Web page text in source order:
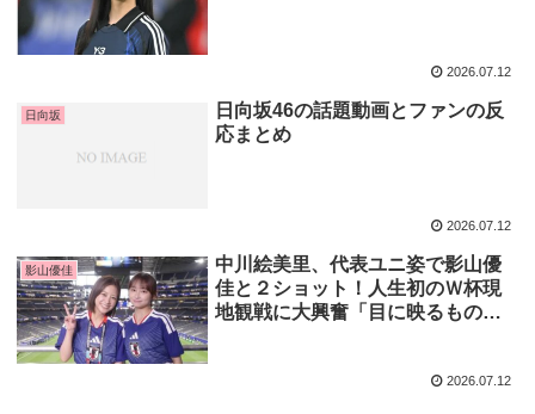
2026.07.12
日向坂
日向坂46の話題動画とファンの反
応まとめ
2026.07.12
影山優佳
中川絵美里、代表ユニ姿で影山優
佳と２ショット！人生初のＷ杯現
地観戦に大興奮「目に映るもの全
2026.07.12